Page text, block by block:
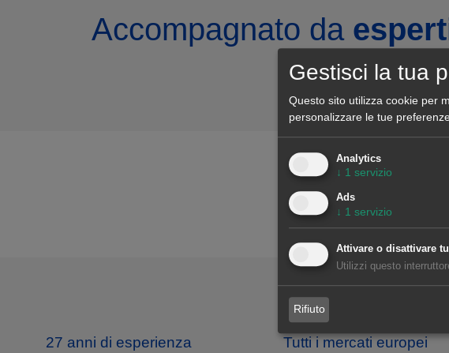
Accompagnato da
per
27 anni di esperienza Tutti i mercati europei
Gestisci la tua
Questo sito utilizza cookie per
personalizzare le tue
Analytics
↓ 1 servizio
Ads
↓ 1 servizio
Attivare o disattivare
Utilizzi questo
Rifiuto